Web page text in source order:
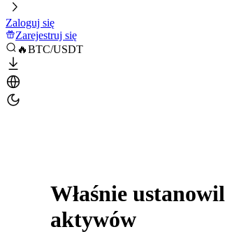
Zaloguj się
Zarejestruj się
🔥BTC/USDT
Właśnie
aktywów